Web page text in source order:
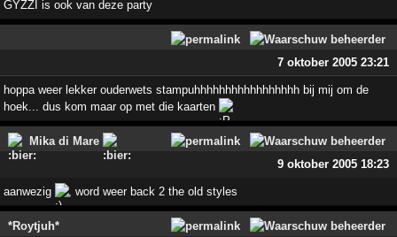
GYZZI is ook van deze party
7 oktober 2005 23:21
hoppa weer lekker ouderwets stampuhhhhhhhhhhhhhhhhh bij mij om de
hoek... dus kom maar op met die kaarten
Mika di Mare
9 oktober 2005 18:23
aanwezig , word weer back 2 the old styles
*Roytjuh*